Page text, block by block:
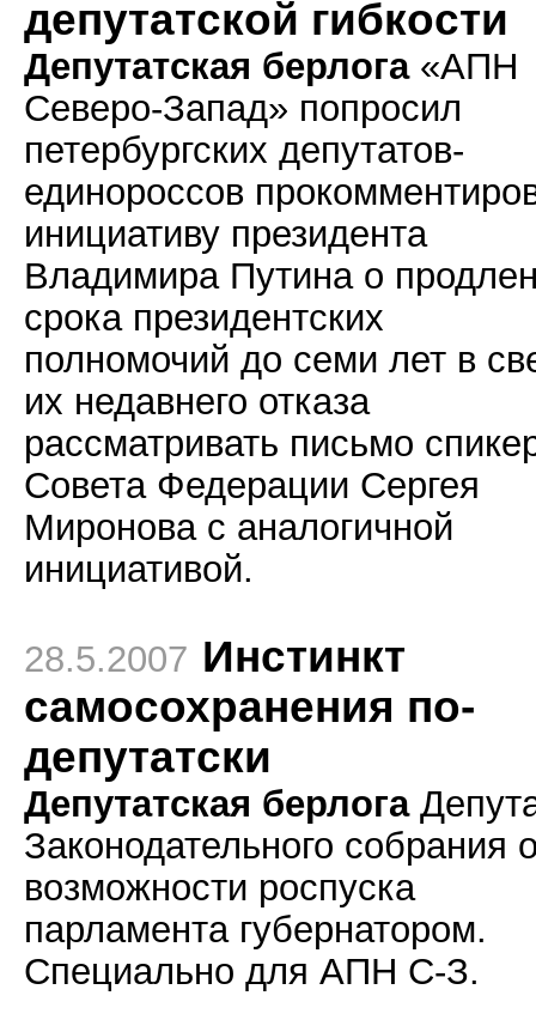
депутатской гибкости
Депутатская берлога«АПН
Северо-Запад» попросил
петербургских депутатов-
единороссов
инициативу президента
Владимира Путина о
срока президентских
полномочий до семи лет в
их недавнего отказа
рассматривать письмо
Совета Федерации Сергея
Миронова с аналогичной
инициативой.
28.5.2007 Инстинкт
самосохранения по-
депутатски
Депутатская берлога
Законодательного собрания
возможности роспуска
парламента губернатором.
Специально для АПН С-З.